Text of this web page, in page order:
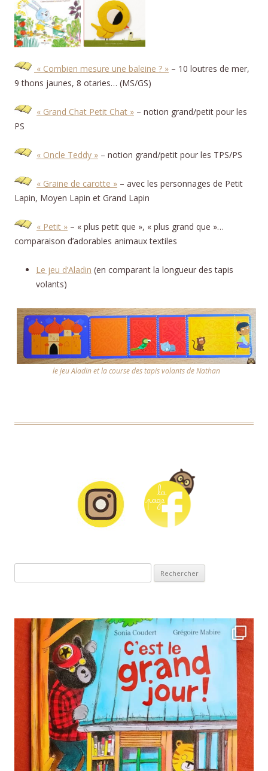
« Combien mesure une baleine ? » – 10 loutres de mer,
9 thons jaunes, 8 otaries… (MS/GS)
« Grand Chat Petit Chat » – notion grand/petit pour les
PS
« Oncle Teddy » – notion grand/petit pour les TPS/PS
« Graine de carotte » – avec les personnages de Petit
Lapin, Moyen Lapin et Grand Lapin
« Petit » – « plus petit que », « plus grand que »…
comparaison d’adorables animaux textiles
Le jeu d’Aladin (en comparant la longueur des tapis
volants)
le jeu Aladin et la course des tapis volants de Nathan